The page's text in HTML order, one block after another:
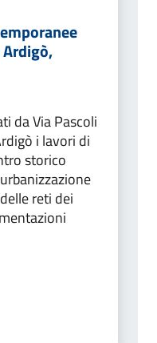
da Via Pascoli
i lavori di
storico
reti dei